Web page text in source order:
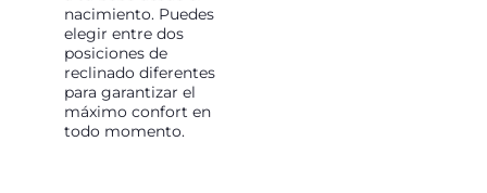
nacimiento. Puedes
elegir entre dos
posiciones de
reclinado diferentes
para garantizar el
máximo confort en
todo momento.